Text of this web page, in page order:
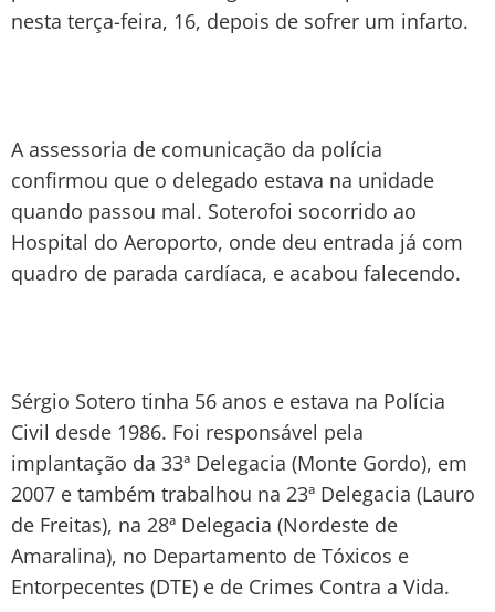
nesta terça-feira, 16, depois de sofrer um infarto.
A assessoria de comunicação da polícia
confirmou que o delegado estava na unidade
quando passou mal. Soterofoi socorrido ao
Hospital do Aeroporto, onde deu entrada já com
quadro de parada cardíaca, e acabou falecendo.
Sérgio Sotero tinha 56 anos e estava na Polícia
Civil desde 1986. Foi responsável pela
implantação da 33ª Delegacia (Monte Gordo), em
2007 e também trabalhou na 23ª Delegacia (Lauro
de Freitas), na 28ª Delegacia (Nordeste de
Amaralina), no Departamento de Tóxicos e
Entorpecentes (DTE) e de Crimes Contra a Vida.